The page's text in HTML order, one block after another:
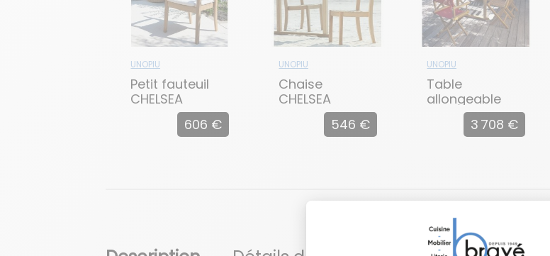
UNOPIU
Petit fauteuil
CHELSEA
606 €
UNOPIU
Chaise
CHELSEA
546 €
UNOPIU
Table
allongeable
225 cm
CHELSEA3 708 €
Table allongeable 297 cm